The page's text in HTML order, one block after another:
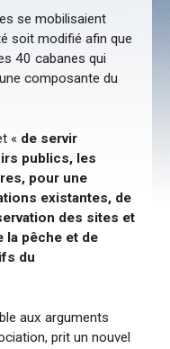
se mobilisaient
soit modifié afin que
40 cabanes qui
composante du
« de servir
publics, les
pour une
existantes, de
des sites et
la pêche et de
du
aux arguments
prit un nouvel